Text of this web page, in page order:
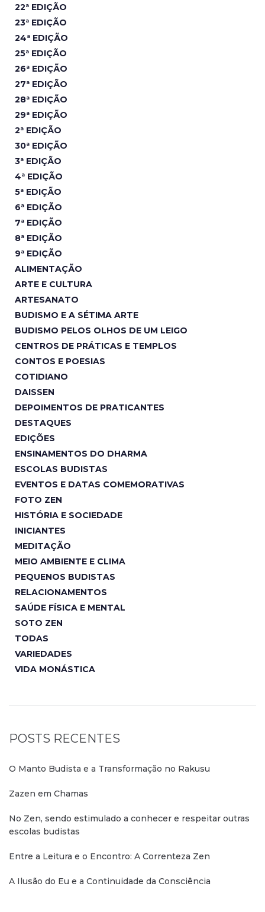
22ª EDIÇÃO
23ª EDIÇÃO
24ª EDIÇÃO
25ª EDIÇÃO
26ª EDIÇÃO
27ª EDIÇÃO
28ª EDIÇÃO
29ª EDIÇÃO
2ª EDIÇÃO
30ª EDIÇÃO
3ª EDIÇÃO
4ª EDIÇÃO
5ª EDIÇÃO
6ª EDIÇÃO
7ª EDIÇÃO
8ª EDIÇÃO
9ª EDIÇÃO
ALIMENTAÇÃO
ARTE E CULTURA
ARTESANATO
BUDISMO E A SÉTIMA ARTE
BUDISMO PELOS OLHOS DE UM LEIGO
CENTROS DE PRÁTICAS E TEMPLOS
CONTOS E POESIAS
COTIDIANO
DAISSEN
DEPOIMENTOS DE PRATICANTES
DESTAQUES
EDIÇÕES
ENSINAMENTOS DO DHARMA
ESCOLAS BUDISTAS
EVENTOS E DATAS COMEMORATIVAS
FOTO ZEN
HISTÓRIA E SOCIEDADE
INICIANTES
MEDITAÇÃO
MEIO AMBIENTE E CLIMA
PEQUENOS BUDISTAS
RELACIONAMENTOS
SAÚDE FÍSICA E MENTAL
SOTO ZEN
TODAS
VARIEDADES
VIDA MONÁSTICA
POSTS RECENTES
O Manto Budista e a Transformação no Rakusu
Zazen em Chamas
No Zen, sendo estimulado a conhecer e respeitar outras
escolas budistas
Entre a Leitura e o Encontro: A Correnteza Zen
A Ilusão do Eu e a Continuidade da Consciência